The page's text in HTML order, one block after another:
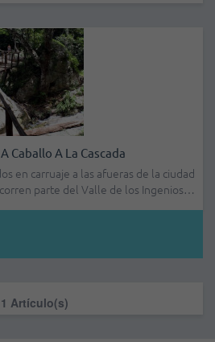
Caballo A La Cascada
en carruaje a las afueras de la ciudad
parte del Valle de los Ingenios…
1 Artículo(s)